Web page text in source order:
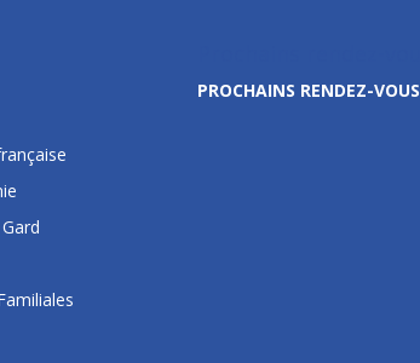
PROCHAINS RENDEZ-VOUS